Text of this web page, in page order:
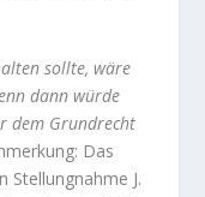
sollte, wäre
dann würde
dem Grundrecht
Das
Stellungnahme J.